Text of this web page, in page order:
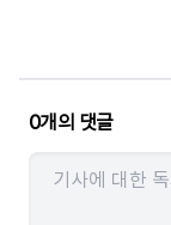
0개의 댓글